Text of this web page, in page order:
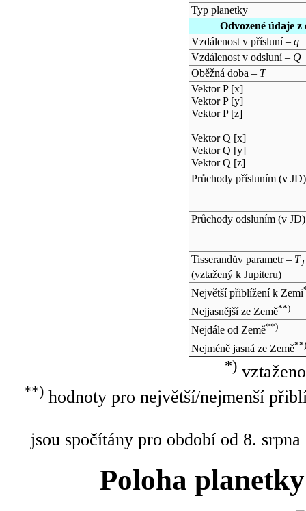
Typ planetky
Odvozené údaje
Vzdálenost v přísluní – q
Vzdálenost v odsluní – Q
Oběžná doba – T
Vektor P [x]
Vektor P [y]
Vektor P [z]
Vektor Q [x]
Vektor Q [y]
Vektor Q [z]
Průchody přísluním (v JD)
Průchody odsluním (v JD)
Tisserandův parametr – TJ
(vztažený k Jupiteru)
Největší přiblížení k Zemi
Nejjasnější ze Země**)
Nejdále od Země**)
Nejméně jasná ze Země**)
*)
**)hodnoty pro největší/nejmenší
jsou spočítány pro období od 8.
Poloha